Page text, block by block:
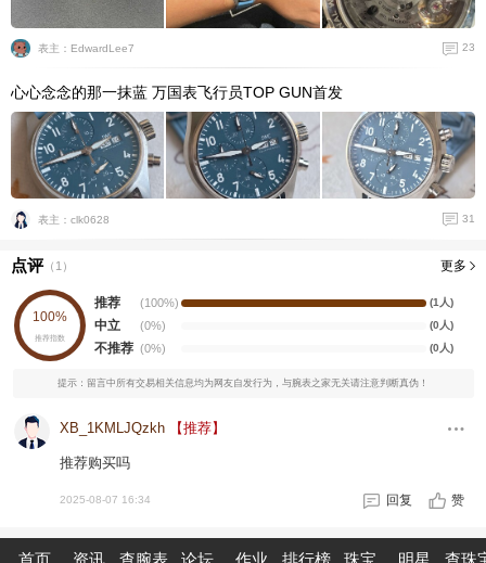
表主：EdwardLee7 23
心心念念的那一抹蓝 万国表飞行员TOP GUN首发
表主：clk0628 31
点评（ 1 ） 更多
100%
推荐指数
推荐 (100%) (1人)
中立 (0%) (0人)
不推荐 (0%) (0人)
提示：留言中所有交易相关信息均为网友自发行为，与腕表之家无关请注意判断真伪！
XB_1KMLJQzkh 【推荐】
推荐购买吗
2025-08-07 16:34 回复 赞